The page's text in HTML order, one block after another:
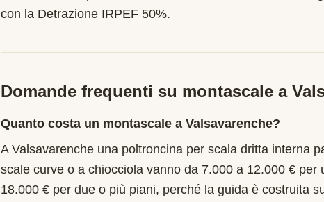
con la Detrazione IRPEF 50%.
Domande frequenti su montascale a
Quanto costa un montascale a Valsavarenche?
A Valsavarenche una poltroncina per scala dritta interna
scale curve o a chiocciola vanno da 7.000 a 12.000 € per
18.000 € per due o più piani, perché la guida è costruita